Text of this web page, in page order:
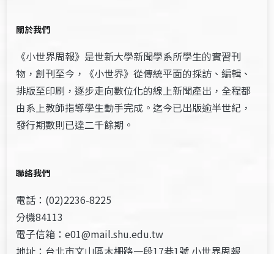
關於我們
《小世界周報》是世新大學新聞學系所學生的實習刊
物，創刊至今，《小世界》從傳統平面的採訪、編輯、
排版至印刷，逐步走向數位化的線上新聞產出，全程都
由系上教師指導學生動手完成。迄今已出版逾半世紀，
發行期數則已達二千餘期。
聯絡我們
電話：(02)2236-8225
分機84113
電子信箱：e01@mail.shu.edu.tw
地址：台北市文山區木柵路一段17巷1號 小世界周報